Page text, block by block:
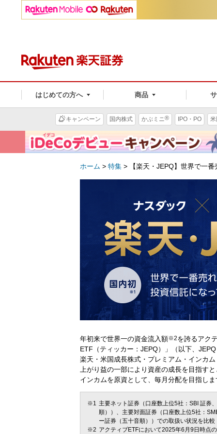
はじめての方へ 商品
キャンペーン 国内株式 かぶミニ® IPO・PO
ホーム > 特集 > 【楽天・JEPQ】世界で一
年初来で世界一の資金流入額※2を誇るアク
ETF（ティッカー：JEPQ）」（以下、
楽天・米国成長株式・プレミアム・インカ
上がり益の一部により資産の成長を目指す
インカムを原資として、毎月分配を目指しま
主要ネット証券（口座数上位5社：SBI 証券
順））、主要対面証券（口座数上位5社：
ー証券（五十音順））での取扱い状況を比
アクティブETFにおいて2025年6月9日時点